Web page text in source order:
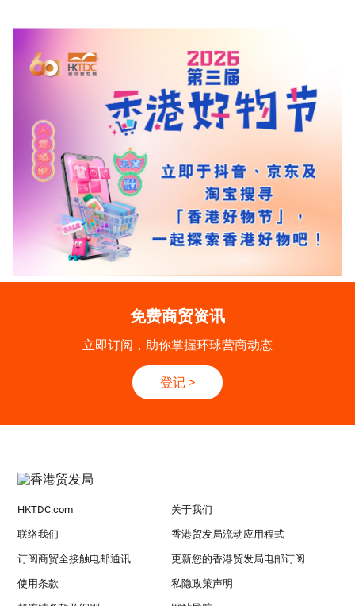
免费商贸资讯
立即订阅，助你掌握环球营商动态
登记 >
HKTDC.com 关于我们
联络我们 香港贸发局流动应用程式
订阅商贸全接触电邮通讯 更新您的香港贸发局电邮订阅
使用条款 私隐政策声明